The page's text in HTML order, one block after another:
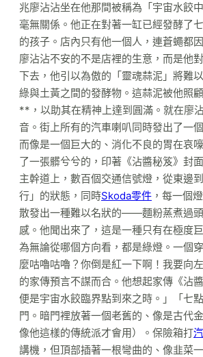
兆廖沾沾坐在他那間被稱為「宇宙水餃
毫無關係。他正在對著一缸已經發酵了
的孩子。店內只有他一個人，連蒼蠅都
廖沾沾不安的不是店裡的生意，而是他
下去，他引以為傲的「靈魂蒜泥」將難
綠與土黃之間的發酵物。這蒜泥被他照
**，以助其在精神上達到圓滿。就在廖
音。街上所有的汽車喇叭同時發出了
而像是一個巨大的、消化不良的胃在哀
了一張髒兮兮的，印著《沾醬秘笈》封
主幹道上，數百個交通信號燈，從東邊
行」的狀態，同時Skoda零件 ，每一個
散發出一種難以名狀的——麵粉蒸煮過
感。他聞出來了，這是一種只有在極度
為無論從哪個方向看，都是綠燈。一個
麼咕嚕咕嚕？你倒是紅一下啊！我要向
的家傳預言不謀而合。他想起家傳《沾
便是宇宙水餃臨界點到來之時。」「七
門。暗門裡放著一個老舊的、像是古代
像他這樣的傳統派才會用）。保險箱打
講機，但頂部插著一根彎曲的、像韭菜